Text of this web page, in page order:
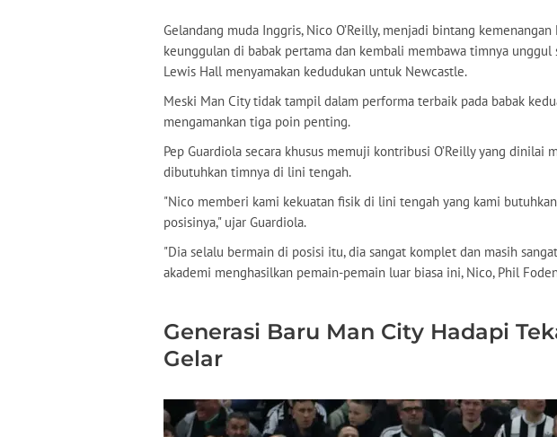
Gelandang muda Inggris, Nico O’Reilly, menjadi bintang
keunggulan di babak pertama dan kembali membawa timnya
Lewis Hall menyamakan kedudukan untuk Newcastle.
Meski Man City tidak tampil dalam performa terbaik pada babak
mengamankan tiga poin penting.
Pep Guardiola secara khusus memuji kontribusi O’Reilly yang dinilai
dibutuhkan timnya di lini tengah.
"Nico memberi kami kekuatan fisik di lini tengah yang kami
posisinya," ujar Guardiola.
"Dia selalu bermain di posisi itu, dia sangat komplet dan masih
akademi menghasilkan pemain-pemain luar biasa ini, Nico, Phil
Generasi Baru Man City Hadapi
Gelar